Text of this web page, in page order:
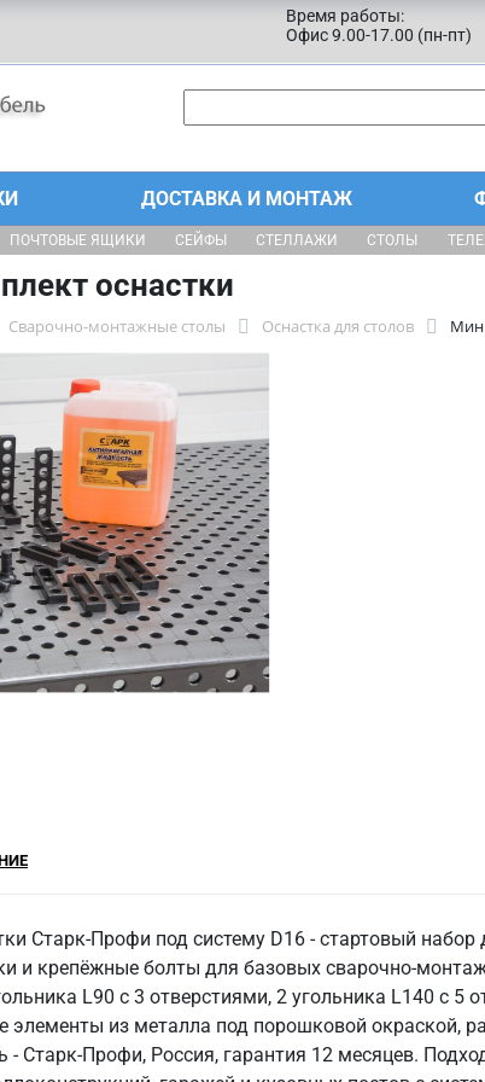
Время работы:
Офис 9.00-17.00 (пн-пт)
ДОСТАВКА И МОНТАЖ
ПОЧТОВЫЕ ЯЩИКИ СЕЙФЫ СТЕЛЛАЖИ СТОЛЫ
оснастки
Сварочно-монтажные столы Оснастка для столов
Старк-Профи под систему D16 - стартовый
и крепёжные болты для базовых сварочно-
L90 с 3 отверстиями, 2 угольника L140 с
элементы из металла под порошковой окраской,
Старк-Профи, Россия, гарантия 12 месяцев.